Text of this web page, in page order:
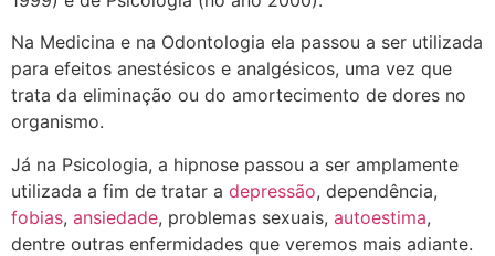
Na Medicina e na Odontologia ela passou a ser utilizada
para efeitos anestésicos e analgésicos, uma vez que
trata da eliminação ou do amortecimento de dores no
organismo.
Já na Psicologia, a hipnose passou a ser amplamente
utilizada a fim de tratar a depressão, dependência,
fobias, ansiedade, problemas sexuais, autoestima,
dentre outras enfermidades que veremos mais adiante.